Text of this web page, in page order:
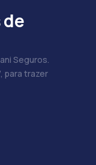
de
Seguros.
para trazer